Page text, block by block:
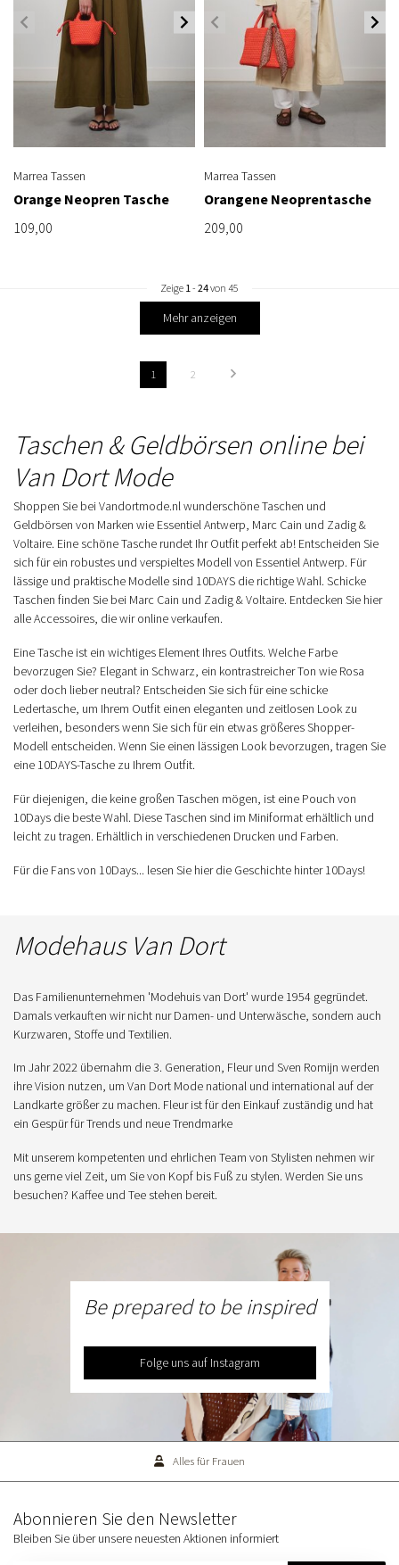
Marrea Tassen
Orange Neopren Tasche
109,00
Marrea Tassen
Orangene Neoprentasche
209,00
Zeige 1- 24von 45
Mehr anzeigen
1 2
Taschen & Geldbörsen online bei
Van Dort Mode
Shoppen Sie bei Vandortmode.nl wunderschöne Taschen und
Geldbörsen von Marken wie Essentiel Antwerp, Marc Cain und Zadig &
Voltaire. Eine schöne Tasche rundet Ihr Outfit perfekt ab! Entscheiden Sie
sich für ein robustes und verspieltes Modell von Essentiel Antwerp. Für
lässige und praktische Modelle sind 10DAYS die richtige Wahl. Schicke
Taschen finden Sie bei Marc Cain und Zadig & Voltaire. Entdecken Sie hier
alle Accessoires, die wir online verkaufen.
Eine Tasche ist ein wichtiges Element Ihres Outfits. Welche Farbe
bevorzugen Sie? Elegant in Schwarz, ein kontrastreicher Ton wie Rosa
oder doch lieber neutral? Entscheiden Sie sich für eine schicke
Ledertasche, um Ihrem Outfit einen eleganten und zeitlosen Look zu
verleihen, besonders wenn Sie sich für ein etwas größeres Shopper-
Modell entscheiden. Wenn Sie einen lässigen Look bevorzugen, tragen Sie
eine 10DAYS-Tasche zu Ihrem Outfit.
Für diejenigen, die keine großen Taschen mögen, ist eine Pouch von
10Days die beste Wahl. Diese Taschen sind im Miniformat erhältlich und
leicht zu tragen. Erhältlich in verschiedenen Drucken und Farben.
Für die Fans von 10Days... lesen Sie hier die Geschichte hinter 10Days!
Modehaus Van Dort
Das Familienunternehmen 'Modehuis van Dort' wurde 1954 gegründet.
Damals verkauften wir nicht nur Damen- und Unterwäsche, sondern auch
Kurzwaren, Stoffe und Textilien.
Im Jahr 2022 übernahm die 3. Generation, Fleur und Sven Romijn werden
ihre Vision nutzen, um Van Dort Mode national und international auf der
Landkarte größer zu machen. Fleur ist für den Einkauf zuständig und hat
ein Gespür für Trends und neue Trendmarke
Mit unserem kompetenten und ehrlichen Team von Stylisten nehmen wir
uns gerne viel Zeit, um Sie von Kopf bis Fuß zu stylen. Werden Sie uns
besuchen? Kaffee und Tee stehen bereit.
Be prepared to be inspired
Folge uns auf Instagram
Alles für Frauen
Abonnieren Sie den Newsletter
Bleiben Sie über unsere neuesten Aktionen informiert